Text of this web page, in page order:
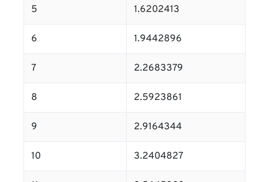
5 1.6202413
6 1.9442896
7 2.2683379
8 2.5923861
9 2.9164344
10 3.2404827